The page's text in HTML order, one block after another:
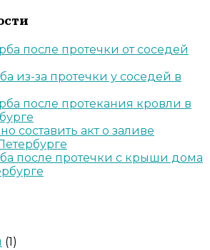
после протечки от соседей
из-за протечки у соседей в
после протекания кровли в
составить акт о заливе
после протечки с крыши дома
(1)